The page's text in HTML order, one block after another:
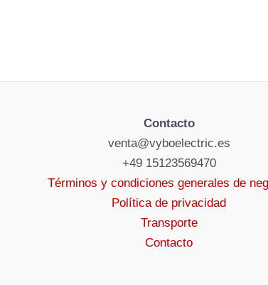
Contacto
venta@vyboelectric.es
+49 15123569470
Términos y condiciones generales de
Política de privacidad
Transporte
Contacto